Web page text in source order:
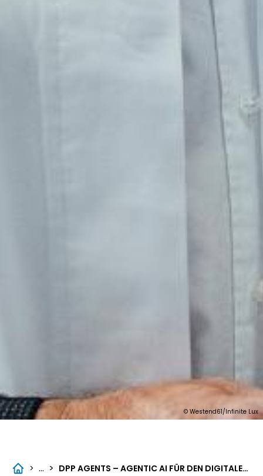
© Westend61/Infinite Lux
> ... > DPP AGENTS – AGENTIC AI FÜR DEN DIGITALEN PRODUKTPASS